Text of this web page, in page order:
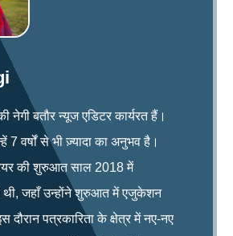
नेगी बतौर न्यूज एडिटर कार्यरत हैं।
7 वर्षों से भी ज़्यादा का अनुभव है।
की शुरुआत साल 2018 में
जहाँ उन्होंने शुरुआत में एजुकेशन
पत्रकारिता के क्षेत्र में नए-नए